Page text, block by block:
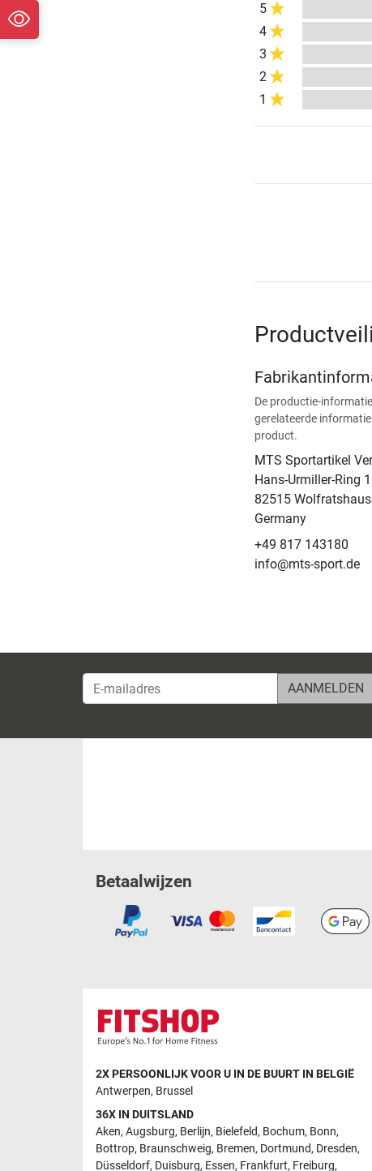
5
4
3
2
1
De productie-
gerelateerde
product.
MTS Sportartikel
Hans-Urmiller-Ring
82515
Germany
+49 817 143180
info@mts-sport.de
E-mailadres
Betaalwijzen
2X PERSOONLIJK VOOR U IN DE BUURT IN BELGIË
Antwerpen, Brussel
36X IN DUITSLAND
Aken, Augsburg, Berlijn, Bielefeld, Bochum, Bonn,
Bottrop, Braunschweig, Bremen, Dortmund, Dresden,
Düsseldorf, Duisburg, Essen, Frankfurt, Freiburg,